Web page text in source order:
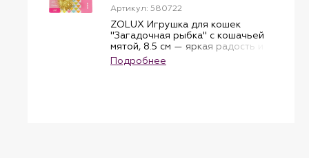
Артикул: 580722
ZOLUX Игрушка для кошек
"Загадочная рыбка" с кошачьей
мятой, 8.5 см — яркая радость и
игра без усталости
Французский бренд ZOLUX
Подробнее